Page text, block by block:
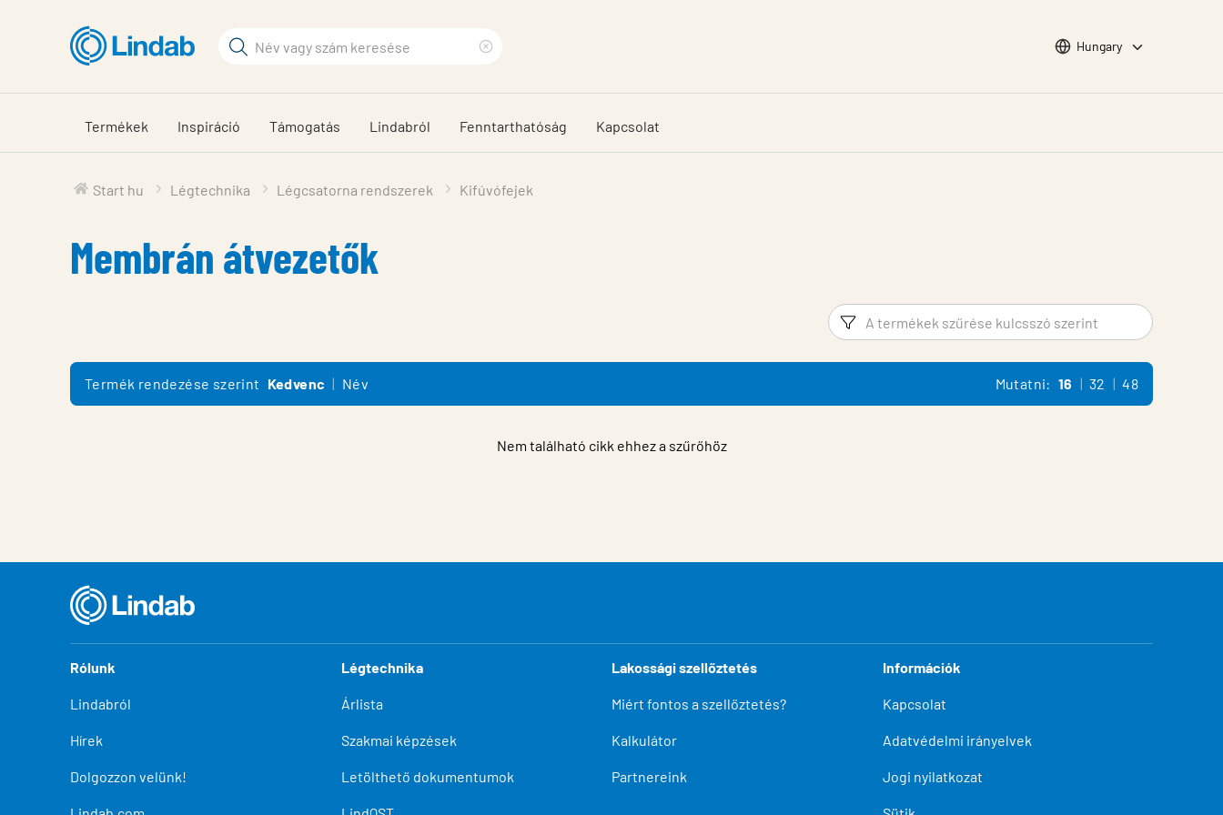
tartalomhoz
Keresési
keresése
search
phrase
Choose languge
Hungary
Termékek Inspiráció Támogatás Lindabról Fenntarthatóság Kapcsolat
Start hu Légtechnika Légcsatorna rendszerek Kifúvófejek
Membrán átvezetők
Szűrő Termék
Termék rendezése szerint Kedvenc Név Mutatni: 16 32 48
Nem található cikk ehhez a szűrőhöz
Rólunk
Lindabról
Hírek
Dolgozzon velünk!
Légtechnika
Árlista
Szakmai képzések
Letölthető dokumentumok
Lakossági szellőztetés
Miért fontos a szellőztetés?
Kalkulátor
Partnereink
Információk
Kapcsolat
Adatvédelmi irányelvek
Jogi nyilatkozat